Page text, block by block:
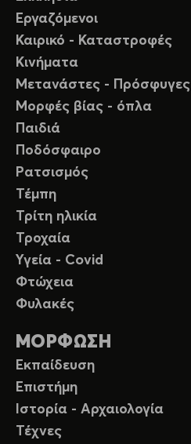
Εργαζόμενοι
Καιρικό - Καταστροφές
Κινήματα
Μετανάστες - Πρόσφυγες
Μορφές βίας - όπλα
Παιδιά
Ποδόσφαιρο
Ρατσισμός
Τέμπη
Τρίτη ηλικία
Τροχαία
Υγεία - Covid
Φτώχεια
Φυλακές
ΜΟΡΦΩΣΗ
Εκπαίδευση
Επιστήμη
Ιστορία - Αρχαιολογία
Τέχνες